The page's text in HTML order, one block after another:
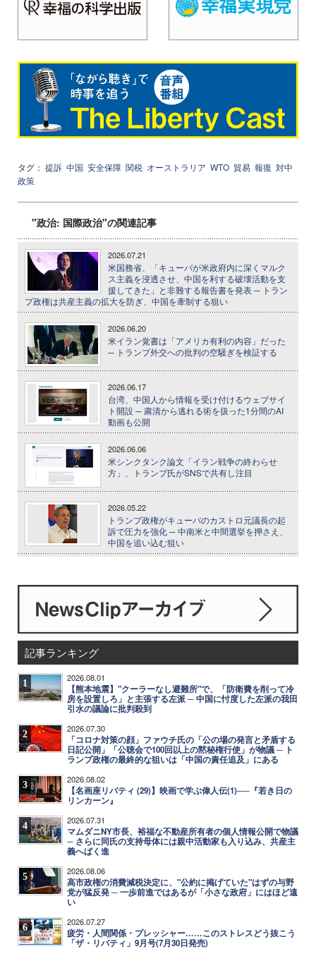
タグ： 提訴 中国 安全保障 関税 オーストラリア WTO 貿易 報復 対中
政策
"政治: 国際政治"の関連記事
2026.07.21
米国務省、「キューバが米政府内に深くマルク
ス主義を浸透させ、中国を利する破壊活動を支
援してきた」と非難する報告書を発表 ─ トラン
プ政権は共産主義の拡大を防ぎ、中国を牽制する狙い
2026.06.20
米イラン覚書は「アメリカ有利の内容」だった
─ トランプ外交への批判の空騒ぎを検証する
2026.06.17
台湾、中国人から情報を受け付けるウェブサイ
ト開設 ─ 粛清から逃れる術を扱った1分間のAI
動画も公開
2026.06.06
米シンクタンク論文「イラン戦争の終わらせ
方」、トランプ氏がSNSで共有し注目
2026.05.22
トランプ政権がキューバのカストロ元議長の起
訴で圧力を強化 ─ 中南米と中間選挙を押さえ、
中国を追い込む狙い
記事ランキング
1 2026.08.01
【熊本地震】"クーラーなし避難所"で、「防衛費を削って冷
房を設置しろ」と主張する左派 ─ 中国に忖度した左派の我田
引水の議論に批判殺到
2 2026.07.30
「コロナ対策の顔」ファウチ氏の「公の場の発言と矛盾する
日記公開」「公聴会で100回以上の黙秘権行使」が物議 ─ ト
ランプ政権の最終的な狙いは「中国の責任追及」にある
3 2026.08.02
【名画座リバティ (29)】映画で学ぶ偉人伝(1)──『若き日の
リンカーン』
4 2026.07.31
マムダニNY市長、裕福な不動産所有者の個人情報公開で物議
─ さらに同氏の支持母体には親中活動家も入り込み、共産主
義へばく進
5 2026.08.06
高市政権の消費減税決定に、"公約に掲げていた"はずの与野
党が猛反発 ─ 一歩前進ではあるが「小さな政府」にはほど遠
い
6 2026.07.27
疲労・人間関係・プレッシャー……このストレスどう抜こう
「ザ・リバティ」9月号(7月30日発売)